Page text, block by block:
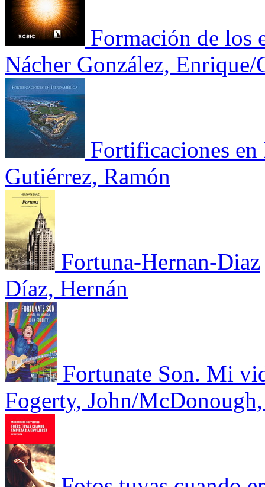
Formación de los
Nácher González, Enrique/
Fortificaciones en
Gutiérrez, Ramón
Fortuna-Hernan-Diaz
Díaz, Hernán
Fortunate Son. Mi
Fogerty, John/